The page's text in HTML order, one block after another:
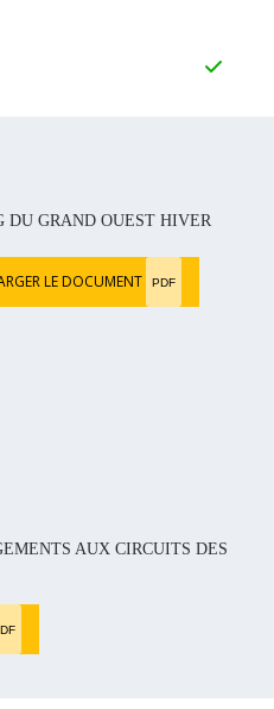
DU GRAND OUEST HIVER
LE DOCUMENT PDF
AUX CIRCUITS DES